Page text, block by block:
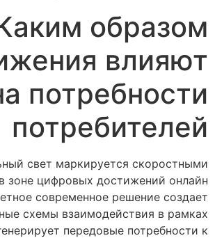
образом
влияют
потребности
потребителей
свет маркируется скоростными
зоне цифровых достижений онлайн
современное решение создает
схемы взаимодействия в рамках
передовые потребности к